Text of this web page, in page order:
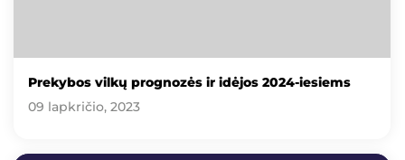
Prekybos vilkų prognozės ir idėjos 2024-iesiems
09 lapkričio, 2023